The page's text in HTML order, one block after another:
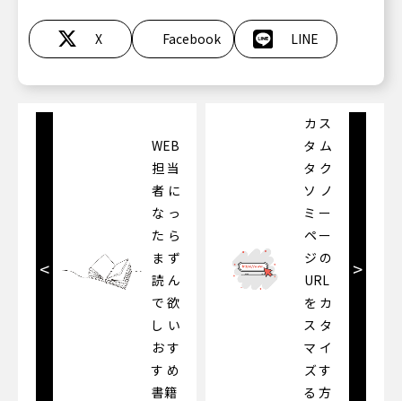
X Facebook LINE
<
WEB
担当
者に
なっ
たら
まず
読ん
で欲
しい
おす
すめ
書籍
カス
タム
タク
ソノ
ミー
ペー
ジの
URL
をカ
スタ
マイ
ズす
る方
>